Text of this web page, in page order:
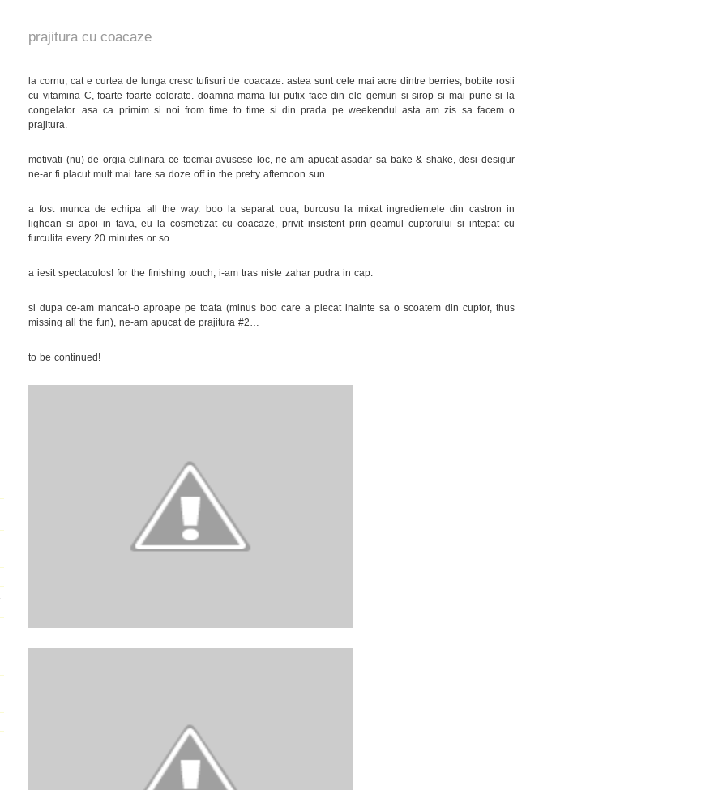
prajitura cu coacaze
la cornu, cat e curtea de lunga cresc tufisuri de coacaze. astea sunt cele mai acre dintre berries, bobite rosii
cu vitamina C, foarte foarte colorate. doamna mama lui pufix face din ele gemuri si sirop si mai pune si la
congelator. asa ca primim si noi from time to time si din prada pe weekendul asta am zis sa facem o
prajitura.
motivati (nu) de orgia culinara ce tocmai avusese loc, ne-am apucat asadar sa bake & shake, desi desigur
ne-ar fi placut mult mai tare sa doze off in the pretty afternoon sun.
a fost munca de echipa all the way. boo la separat oua, burcusu la mixat ingredientele din castron in
lighean si apoi in tava, eu la cosmetizat cu coacaze, privit insistent prin geamul cuptorului si intepat cu
furculita every 20 minutes or so.
a iesit spectaculos! for the finishing touch, i-am tras niste zahar pudra in cap.
si dupa ce-am mancat-o aproape pe toata (minus boo care a plecat inainte sa o scoatem din cuptor, thus
missing all the fun), ne-am apucat de prajitura #2…
to be continued!